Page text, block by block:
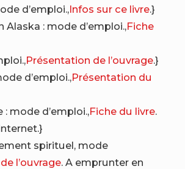
d’emploi.,Infos sur ce livre.}
Alaska : mode d’emploi.,Fiche
Présentation de l’ouvrage.}
d’emploi.,Présentation du
mode d’emploi.,Fiche du livre.
spirituel, mode
l’ouvrage. A emprunter en